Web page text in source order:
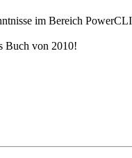
im Bereich
Buch von 2010!